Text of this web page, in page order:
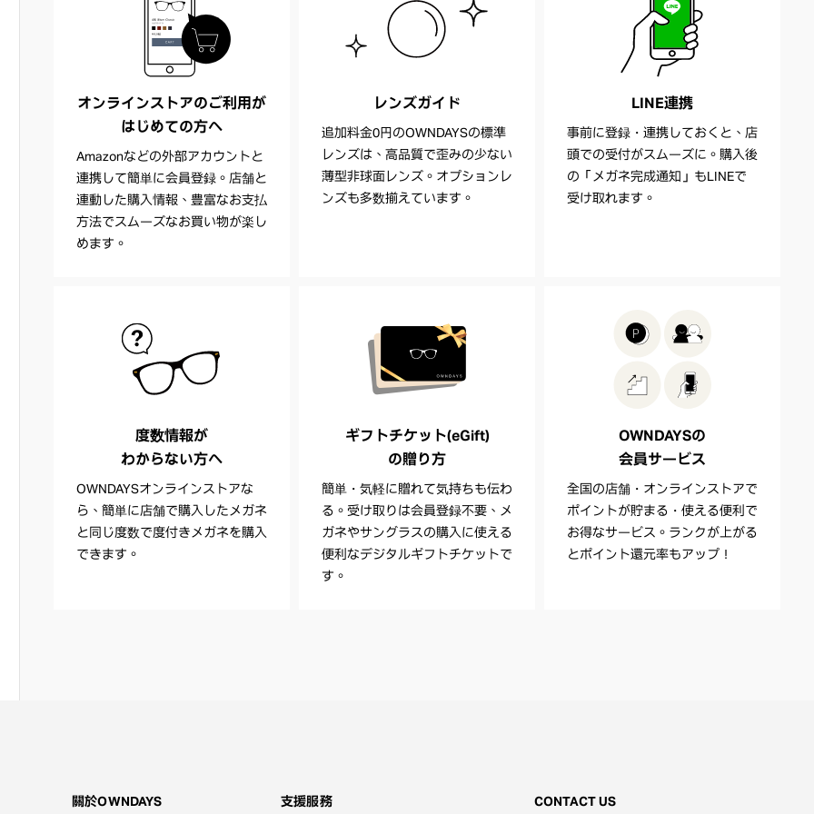
オンラインストアのご利用が
はじめての方へ
Amazonなどの外部アカウントと
連携して簡単に会員登録。店舗と
連動した購入情報、豊富なお支払
方法でスムーズなお買い物が楽し
めます。
レンズガイド
追加料金0円のOWNDAYSの標準
レンズは、高品質で歪みの少ない
薄型非球面レンズ。オプションレ
ンズも多数揃えています。
LINE連携
事前に登録・連携しておくと、店
頭での受付がスムーズに。購入後
の「メガネ完成通知」もLINEで
受け取れます。
度数情報が
わからない方へ
OWNDAYSオンラインストアな
ら、簡単に店舗で購入したメガネ
と同じ度数で度付きメガネを購入
できます。
ギフトチケット(eGift)
の贈り方
簡単・気軽に贈れて気持ちも伝わ
る。受け取りは会員登録不要、メ
ガネやサングラスの購入に使える
便利なデジタルギフトチケットで
す。
OWNDAYSの
会員サービス
全国の店舗・オンラインストアで
ポイントが貯まる・使える便利で
お得なサービス。ランクが上がる
とポイント還元率もアップ！
關於OWNDAYS 支援服務 CONTACT US